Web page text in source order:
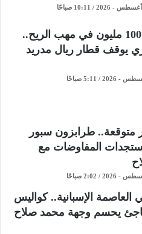
صفقة الـ 100 مليون في مهب الريح..
يوقف قطار ريال مدريد
متوقعة.. طرابزون سبور
المفاوضات مع
الإسبانية.. كواليس
يحسم وجهة محمد صلاح